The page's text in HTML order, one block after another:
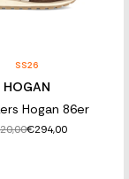
SS26
HOGAN
Hogan 86er
€294,00